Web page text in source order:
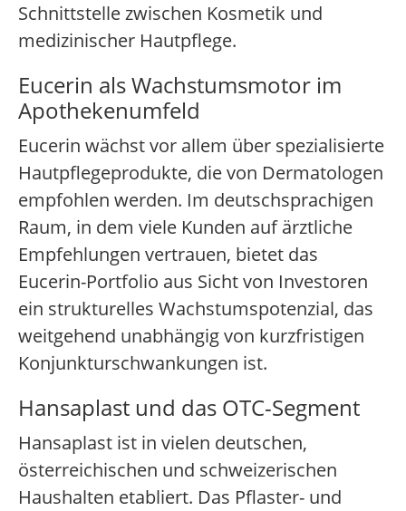
Schnittstelle zwischen Kosmetik und
medizinischer Hautpflege.
Eucerin als Wachstumsmotor im
Apothekenumfeld
Eucerin wächst vor allem über spezialisierte
Hautpflegeprodukte, die von Dermatologen
empfohlen werden. Im deutschsprachigen
Raum, in dem viele Kunden auf ärztliche
Empfehlungen vertrauen, bietet das
Eucerin-Portfolio aus Sicht von Investoren
ein strukturelles Wachstumspotenzial, das
weitgehend unabhängig von kurzfristigen
Konjunkturschwankungen ist.
Hansaplast und das OTC-Segment
Hansaplast ist in vielen deutschen,
österreichischen und schweizerischen
Haushalten etabliert. Das Pflaster- und